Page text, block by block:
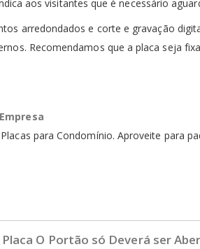
aos visitantes que é necessário
arredondados e corte e gravação
Recomendamos que a placa seja
Empresa
para Condomínio. Aproveite para
O Portão só Deverá ser